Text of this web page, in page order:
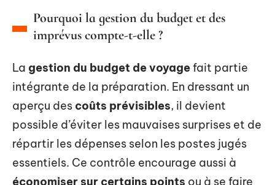
Pourquoi la gestion du budget et des
imprévus compte-t-elle ?
La gestion du budget de voyagefait partie
intégrante de la préparation. En dressant un
aperçu des coûts prévisibles, il devient
possible d’éviter les mauvaises surprises et de
répartir les dépenses selon les postes jugés
essentiels. Ce contrôle encourage aussi à
économiser sur certains points ou à se faire